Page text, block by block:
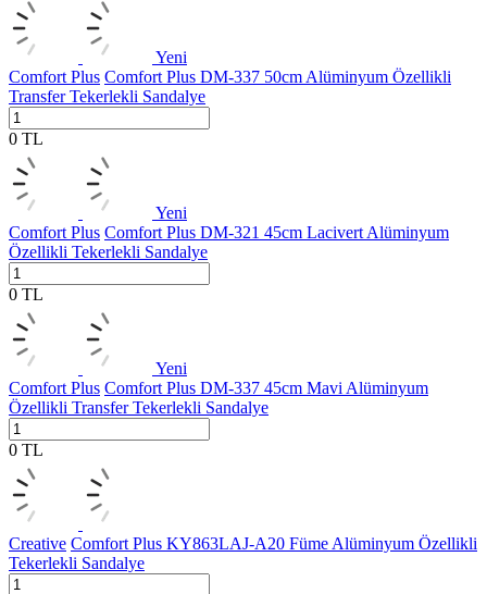
Yeni
Comfort Plus Comfort Plus DM-337 50cm Alüminyum Özellikli
Transfer Tekerlekli Sandalye
0 TL
Yeni
Comfort Plus Comfort Plus DM-321 45cm Lacivert Alüminyum
Özellikli Tekerlekli Sandalye
0 TL
Yeni
Comfort Plus Comfort Plus DM-337 45cm Mavi Alüminyum
Özellikli Transfer Tekerlekli Sandalye
0 TL
Creative Comfort Plus KY863LAJ-A20 Füme Alüminyum Özellikli
Tekerlekli Sandalye